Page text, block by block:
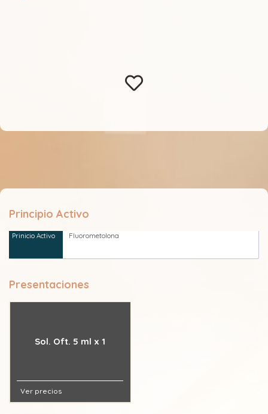
Principio Activo
Fluorometolona
Presentaciones
Sol. Oft. 5 ml x 1
Ver precios